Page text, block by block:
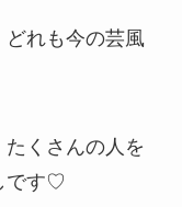
どれも今の芸風
くさんの人を
です♡